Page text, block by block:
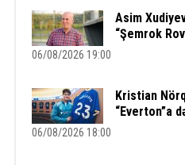
Asim
“Şemrok
06/08/2026 19:00
Kristian
“Everton”a
06/08/2026 18:00